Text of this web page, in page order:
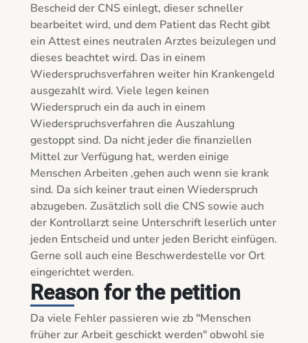
Bescheid der CNS einlegt, dieser schneller
bearbeitet wird, und dem Patient das Recht gibt
ein Attest eines neutralen Arztes beizulegen und
dieses beachtet wird. Das in einem
Wiederspruchsverfahren weiter hin Krankengeld
ausgezahlt wird. Viele legen keinen
Wiederspruch ein da auch in einem
Wiederspruchsverfahren die Auszahlung
gestoppt sind. Da nicht jeder die finanziellen
Mittel zur Verfügung hat, werden einige
Menschen Arbeiten ,gehen auch wenn sie krank
sind. Da sich keiner traut einen Wiederspruch
abzugeben. Zusätzlich soll die CNS sowie auch
der Kontrollarzt seine Unterschrift leserlich unter
jeden Entscheid und unter jeden Bericht einfügen.
Gerne soll auch eine Beschwerdestelle vor Ort
eingerichtet werden.
Reason for the petition
Da viele Fehler passieren wie zb "Menschen
früher zur Arbeit geschickt werden" obwohl sie